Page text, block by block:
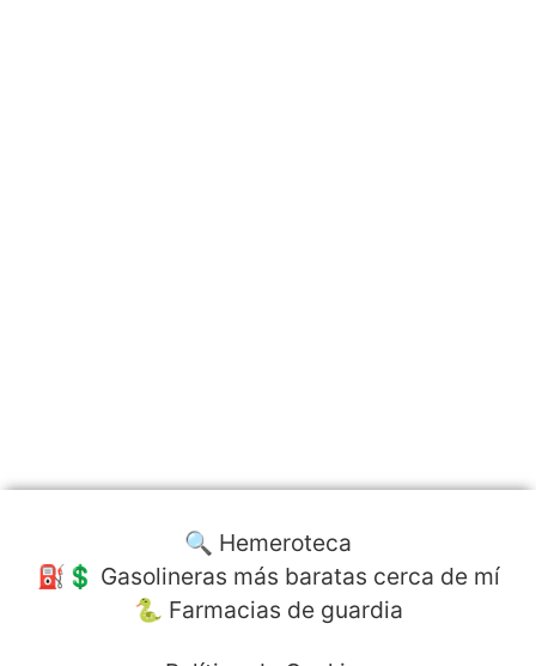
🔍 Hemeroteca
⛽️💲 Gasolineras más baratas cerca de mí
🐍 Farmacias de guardia